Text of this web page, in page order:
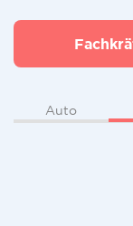
Auto